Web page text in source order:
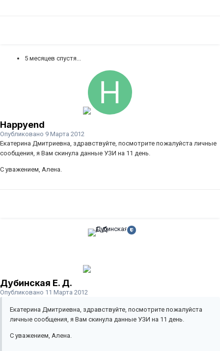
5 месяцев спустя...
Happyend
Опубликовано 9 Марта 2012
Екатерина Дмитриевна, здравствуйте, посмотрите пожалуйста личные
сообщения, я Вам скинула данные УЗИ на 11 день.
С уважением, Алена.
Дубинская Е. Д.
Опубликовано 11 Марта 2012
Екатерина Дмитриевна, здравствуйте, посмотрите пожалуйста
личные сообщения, я Вам скинула данные УЗИ на 11 день.
С уважением, Алена.